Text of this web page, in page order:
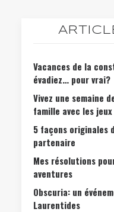
Vacances de la
évadiez… pour vrai?
Vivez une semaine
famille avec les jeux
5 façons originales
partenaire
Mes résolutions
aventures
Obscuria: un
Laurentides